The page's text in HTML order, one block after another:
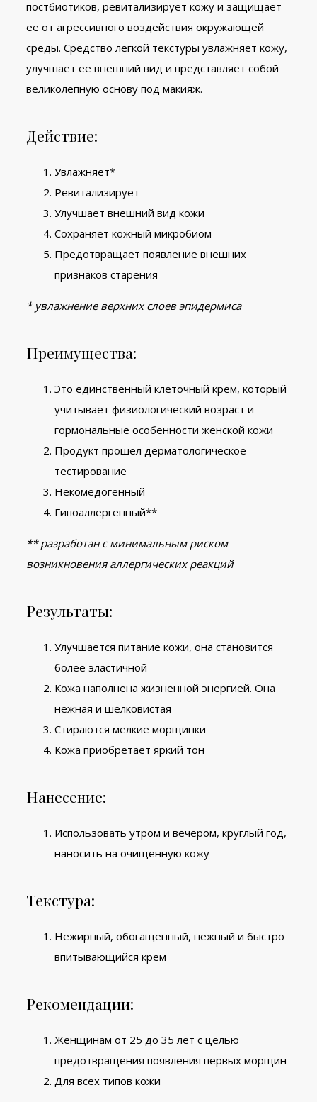
постбиотиков, ревитализирует кожу и защищает
ее от агрессивного воздействия окружающей
среды. Средство легкой текстуры увлажняет кожу,
улучшает ее внешний вид и представляет собой
великолепную основу под макияж.
Действие:
Увлажняет*
Ревитализирует
Улучшает внешний вид кожи
Сохраняет кожный микробиом
Предотвращает появление внешних
признаков старения
* увлажнение верхних слоев эпидермиса
Преимущества:
Это единственный клеточный крем, который
учитывает физиологический возраст и
гормональные особенности женской кожи
Продукт прошел дерматологическое
тестирование
Некомедогенный
Гипоаллергенный**
** разработан с минимальным риском
возникновения аллергических реакций
Результаты:
Улучшается питание кожи, она становится
более эластичной
Кожа наполнена жизненной энергией. Она
нежная и шелковистая
Стираются мелкие морщинки
Кожа приобретает яркий тон
Нанесение:
Использовать утром и вечером, круглый год,
наносить на очищенную кожу
Текстура:
Нежирный, обогащенный, нежный и быстро
впитывающийся крем
Рекомендации:
Женщинам от 25 до 35 лет с целью
предотвращения появления первых морщин
Для всех типов кожи